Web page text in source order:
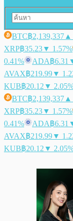
BTC฿2,139,337 ▲
XRP฿35.23▼ 1.57%
0.41%
ADA฿6.31
AVAX฿219.99▼
KUB฿20.12 ▼
BTC฿2,139,337 ▲
XRP฿35.23▼ 1.57%
0.41%
ADA฿6.31
AVAX฿219.99▼
KUB฿20.12 ▼